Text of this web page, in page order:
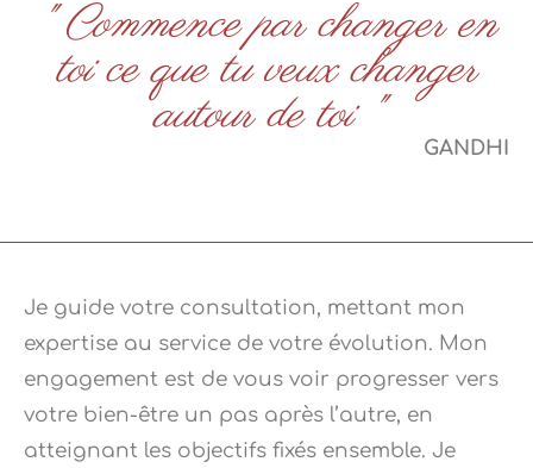
" Commence par changer en
toi ce que tu veux changer
autour de toi "
GANDHI
Je guide votre consultation, mettant mon
expertise au service de votre évolution. Mon
engagement est de vous voir progresser vers
votre bien-être un pas après l’autre, en
atteignant les objectifs fixés ensemble. Je